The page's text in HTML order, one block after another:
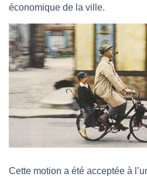
économique de la ville.
Cette motion a été acceptée à